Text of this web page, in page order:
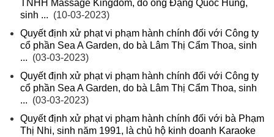
TNHH Massage Kingdom, do ông Đặng Quốc Hùng,
sinh ... (10-03-2023)
Quyết định xử phạt vi phạm hành chính đối với Công ty
cổ phần Sea A Garden, do bà Lâm Thị Cẩm Thoa, sinh
... (03-03-2023)
Quyết định xử phạt vi phạm hành chính đối với Công ty
cổ phần Sea A Garden, do bà Lâm Thị Cẩm Thoa, sinh
... (03-03-2023)
Quyết định xử phạt vi phạm hành chính đối với bà Phạm
Thị Nhi, sinh năm 1991, là chủ hộ kinh doanh Karaoke